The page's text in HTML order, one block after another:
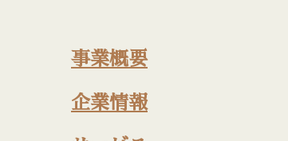
事業概要
企業情報